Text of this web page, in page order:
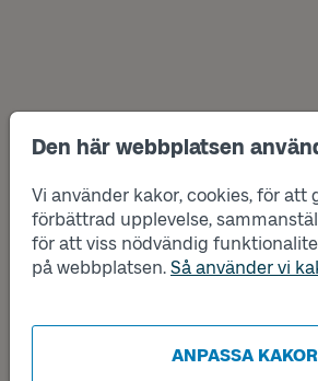
Den här webbplatsen
Vi använder kakor, cookies, för att
förbättrad upplevelse,
för att viss nödvändig
på webbplatsen. Så använder vi
ANPASSA KAKOR
Läge
A
Läge
B